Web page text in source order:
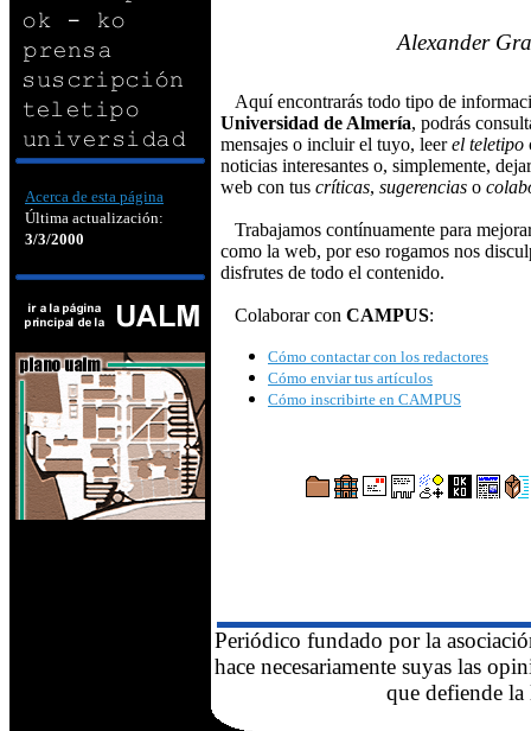
Acerca de esta página
Última actualización:
3/3/2000
Alexander
Aquí encontrarás todo tipo de
Universidad de Almería, podrás
mensajes o incluir el tuyo, leerel teletipo
noticias interesantes o, simplemente,
web con tus críticas, sugerencias o
Trabajamos contínuamente para
como la web, por eso rogamos nos
disfrutes de todo el contenido.
Colaborar con CAMPUS:
Cómo contactar con los redactores
Cómo enviar tus artículos
Cómo inscribirte en CAMPUS
Periódico fundado por la
hace necesariamente suyas las
que defiende